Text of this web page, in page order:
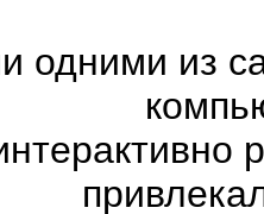
одними из